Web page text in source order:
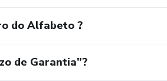
do Alfabeto ?
de Garantia”?